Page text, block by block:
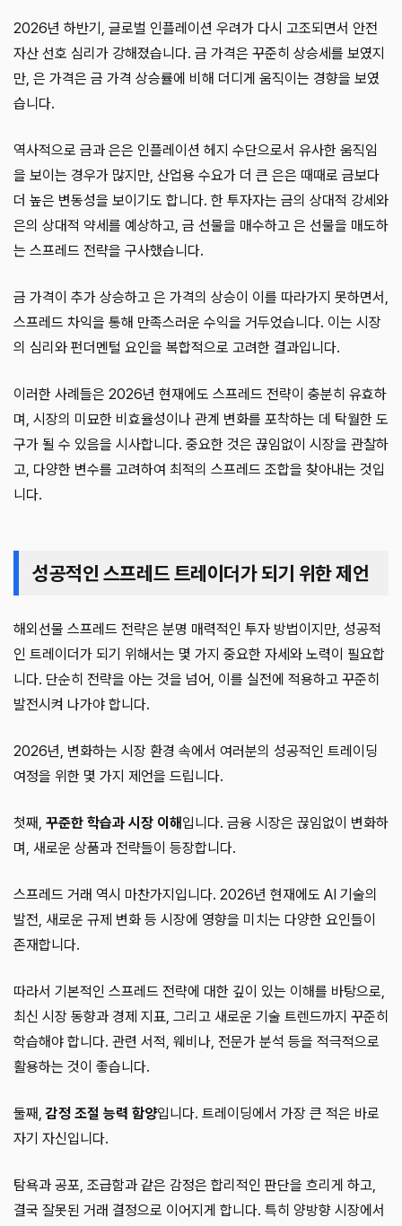
2026년 하반기, 글로벌 인플레이션 우려가 다시 고조되면서 안전
자산 선호 심리가 강해졌습니다. 금 가격은 꾸준히 상승세를 보였지
만, 은 가격은 금 가격 상승률에 비해 더디게 움직이는 경향을 보였
습니다.
역사적으로 금과 은은 인플레이션 헤지 수단으로서 유사한 움직임
을 보이는 경우가 많지만, 산업용 수요가 더 큰 은은 때때로 금보다
더 높은 변동성을 보이기도 합니다. 한 투자자는 금의 상대적 강세와
은의 상대적 약세를 예상하고, 금 선물을 매수하고 은 선물을 매도하
는 스프레드 전략을 구사했습니다.
금 가격이 추가 상승하고 은 가격의 상승이 이를 따라가지 못하면서,
스프레드 차익을 통해 만족스러운 수익을 거두었습니다. 이는 시장
의 심리와 펀더멘털 요인을 복합적으로 고려한 결과입니다.
이러한 사례들은 2026년 현재에도 스프레드 전략이 충분히 유효하
며, 시장의 미묘한 비효율성이나 관계 변화를 포착하는 데 탁월한 도
구가 될 수 있음을 시사합니다. 중요한 것은 끊임없이 시장을 관찰하
고, 다양한 변수를 고려하여 최적의 스프레드 조합을 찾아내는 것입
니다.
성공적인 스프레드 트레이더가 되기 위한 제언
해외선물 스프레드 전략은 분명 매력적인 투자 방법이지만, 성공적
인 트레이더가 되기 위해서는 몇 가지 중요한 자세와 노력이 필요합
니다. 단순히 전략을 아는 것을 넘어, 이를 실전에 적용하고 꾸준히
발전시켜 나가야 합니다.
2026년, 변화하는 시장 환경 속에서 여러분의 성공적인 트레이딩
여정을 위한 몇 가지 제언을 드립니다.
첫째, 꾸준한 학습과 시장 이해입니다. 금융 시장은 끊임없이 변화하
며, 새로운 상품과 전략들이 등장합니다.
스프레드 거래 역시 마찬가지입니다. 2026년 현재에도 AI 기술의
발전, 새로운 규제 변화 등 시장에 영향을 미치는 다양한 요인들이
존재합니다.
따라서 기본적인 스프레드 전략에 대한 깊이 있는 이해를 바탕으로,
최신 시장 동향과 경제 지표, 그리고 새로운 기술 트렌드까지 꾸준히
학습해야 합니다. 관련 서적, 웨비나, 전문가 분석 등을 적극적으로
활용하는 것이 좋습니다.
둘째, 감정 조절 능력 함양입니다. 트레이딩에서 가장 큰 적은 바로
자기 자신입니다.
탐욕과 공포, 조급함과 같은 감정은 합리적인 판단을 흐리게 하고,
결국 잘못된 거래 결정으로 이어지게 합니다. 특히 양방향 시장에서